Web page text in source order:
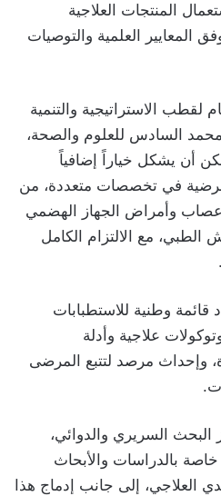
المنتجات العلاجية
المعايير العلمية والتوصيات
لقطب الاستراتيجية والتنمية
السادس للعلوم والصحة،
أن يشكل خياراً إضافياً
في تخصصات متعددة، من
وأمراض الجهاز الهضمي
الطبي، مع الالتزام الكامل
وطنية للاستطبابات
علاجية وأدلة
وإحداث مرصد لتتبع المرضى
البحث السريري والدوائي،
بالدراسات والأبحاث
العلاجي، إلى جانب إدماج هذا